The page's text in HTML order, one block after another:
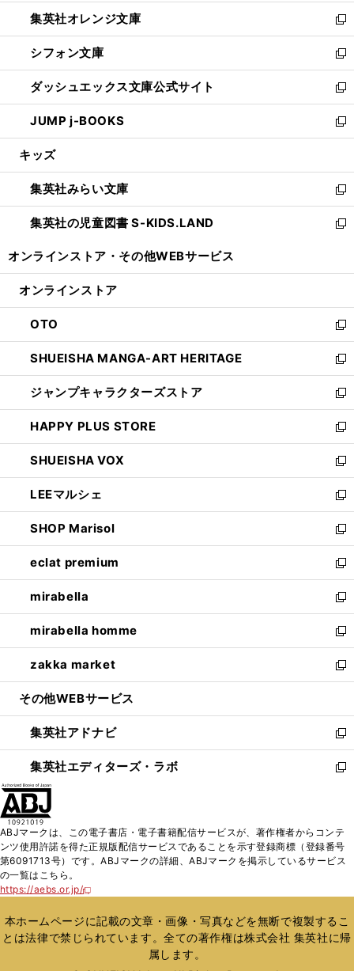
く
で
開
く
ン
ド
ウ
で
開
く
し
い
ウ
ィ
ン
ド
ウ
で
開
集英社オレンジ文庫
新
し
い
ウ
ィ
ン
ド
ウ
開
く
シフォン文庫
新
し
い
ウ
ィ
ン
ウ
で
開
く
ダッシュエックス文庫公式サイト
新
し
い
ウ
ン
ド
ウ
で
JUMP j-BOOKS
新
し
ウ
ィ
ン
ド
開
キッズ
集英社みらい文庫
新
し
い
ン
ウ
で
開
く
集英社の児童図書 S-KIDS.LAND
新
ウ
ン
ド
ウ
で
開
く
オンラインストア・ その他WEBサービス
オンラインストア
OTO
新
し
い
ウ
ィ
ン
ド
ウ
で
開
く
SHUEISHA MANGA-ART HERITAGE
新
し
い
ウ
ィ
ン
ド
ウ
で
開
く
ジャンプキャラクターズストア
新
し
い
ウ
ィ
ン
ド
ウ
で
開
く
HAPPY PLUS STORE
新
し
い
ウ
ィ
ン
ド
ウ
で
開
く
SHUEISHA VOX
新
し
い
ウ
ィ
ン
ド
ウ
で
開
く
LEEマルシェ
新
し
い
ウ
ィ
ン
ド
ウ
で
開
く
SHOP Marisol
新
し
い
ウ
ィ
ン
ド
ウ
で
開
eclat premium
新
し
い
ウ
ィ
ン
ド
ウ
開
く
mirabella
新
し
い
ウ
ィ
ン
ウ
で
開
く
mirabella homme
新
し
い
ウ
ン
ド
ウ
で
zakka market
新
し
ウ
ィ
ン
ド
く
その他WEBサービス
集英社アドナビ
新
し
い
ド
ウ
で
集英社エディターズ・ラボ
新
ィ
ン
開
く
ABJマークは、この電子書店・電子書籍配信サービスが、著作権者からコンテ
ンツ使用許諾を得た正規版配信サービスであることを示す登録商標（登録番号
第6091713号）です。ABJマークの詳細、ABJマークを掲示しているサービス
の一覧はこちら。
https://aebs.or.jp/
新
い
ウ
ィ
本ホームページに記載の文章・画像・写真などを無断で複製するこ
とは法律で禁じられています。全ての著作権は株式会社 集英社に帰
属します。